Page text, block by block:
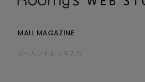
MAIL MAGAZINE